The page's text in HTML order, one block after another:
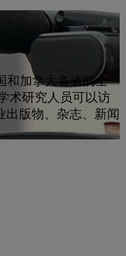
和加拿大各省的全
术研究人员可以访
出版物、杂志、新闻